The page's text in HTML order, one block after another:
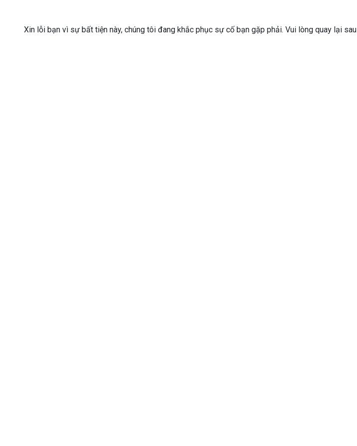
Xin lỗi bạn vì sự bất tiện này, chúng tôi đang khắc phục sự cố bạn gặp phải. Vui lòng quay lại sau